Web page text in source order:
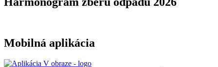
Mobilná aplikácia